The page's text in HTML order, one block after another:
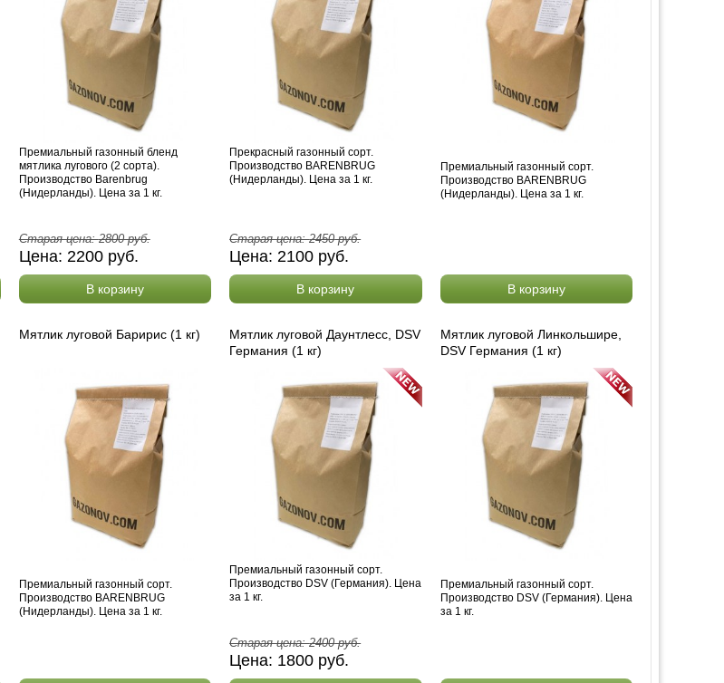
Премиальный газонный бленд
мятлика лугового (2 сорта).
Производство Barenbrug
(Нидерланды). Цена за 1 кг.
Старая цена:2800руб.
Цена: 2200руб.
В корзину
Прекрасный газонный сорт.
Производство BARENBRUG
(Нидерланды). Цена за 1 кг.
Старая цена:2450руб.
Цена:2100 руб.
В корзину
Премиальный газонный сорт.
Производство BARENBRUG
(Нидерланды). Цена за 1 кг.
В корзину
Мятлик луговой Баририс (1 кг)
Премиальный газонный сорт.
Производство BARENBRUG
(Нидерланды). Цена за 1 кг.
Мятлик луговой Даунтлесс, DSV
Германия (1 кг)
Премиальный газонный сорт.
Производство DSV (Германия). Цена
за 1 кг.
Старая цена:2400руб.
Цена: 1800 руб.
Мятлик луговой Линкольшире,
DSV Германия (1 кг)
Премиальный газонный сорт.
Производство DSV (Германия). Цена
за 1 кг.